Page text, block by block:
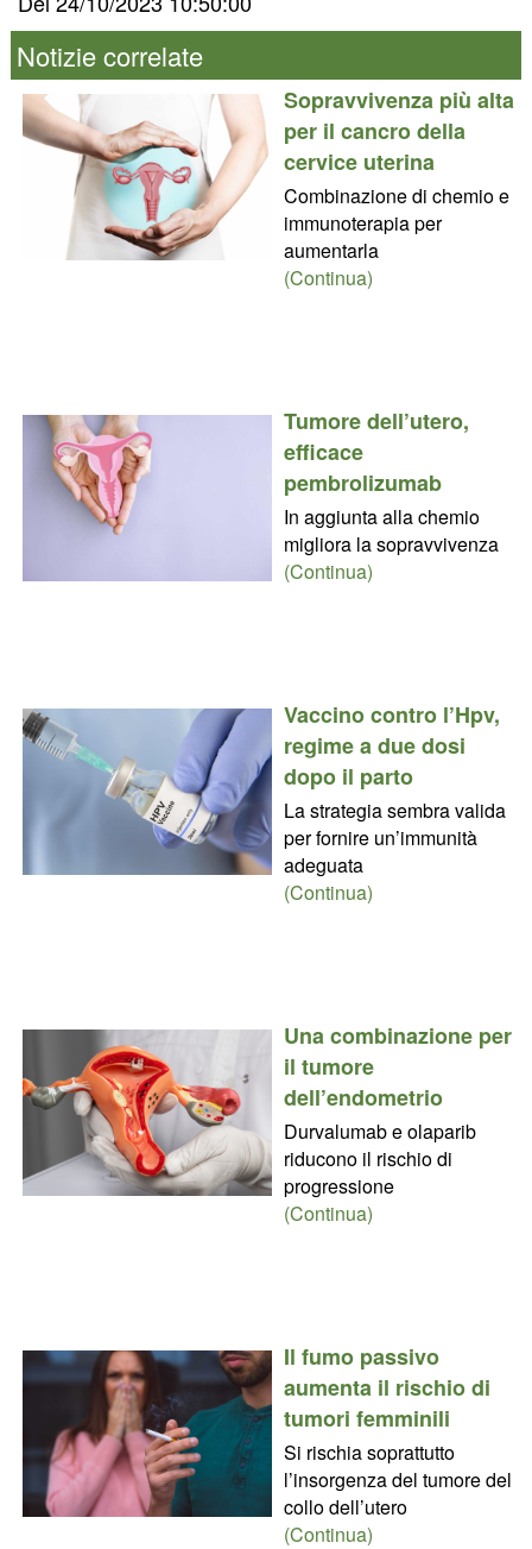
Notizie correlate
Sopravvivenza più alta
per il cancro della
cervice uterina
Combinazione di chemio e
immunoterapia per
aumentarla
(Continua)
Tumore dell’utero,
efficace
pembrolizumab
In aggiunta alla chemio
migliora la sopravvivenza
(Continua)
Vaccino contro l’Hpv,
regime a due dosi
dopo il parto
La strategia sembra valida
per fornire un’immunità
adeguata
(Continua)
Una combinazione per
il tumore
dell’endometrio
Durvalumab e olaparib
riducono il rischio di
progressione
(Continua)
Il fumo passivo
aumenta il rischio di
tumori femminili
Si rischia soprattutto
l’insorgenza del tumore del
collo dell’utero
(Continua)